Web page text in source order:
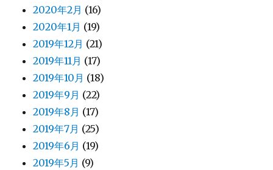
2020年2月 (16)
2020年1月 (19)
2019年12月 (21)
2019年11月 (17)
2019年10月 (18)
2019年9月 (22)
2019年8月 (17)
2019年7月 (25)
2019年6月 (19)
2019年5月 (9)